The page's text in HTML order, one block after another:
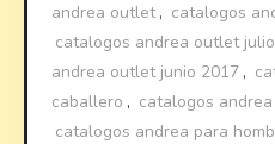
andrea outlet, catalogos
catalogos andrea outlet
andrea outlet junio 2017 ,
caballero , catalogos
catalogos andrea para